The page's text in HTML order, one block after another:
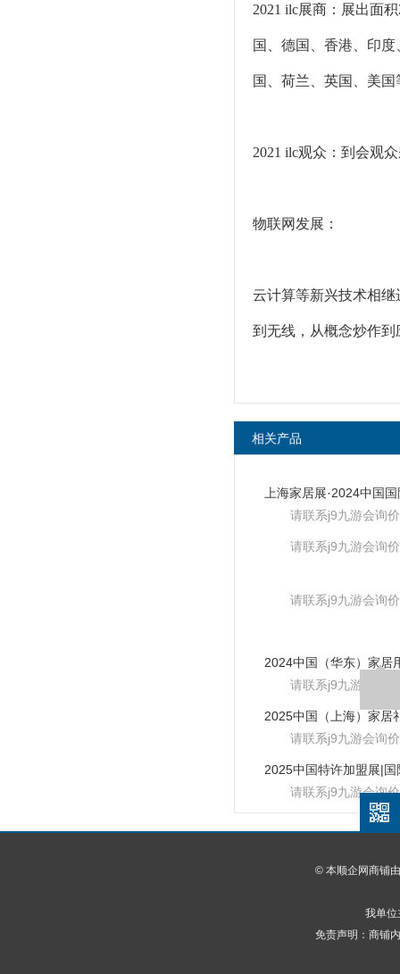
2021 ilc展商：展出面
国、德国、香港、印
国、荷兰、英国、美
2021 ilc观众：到会观
物联网发展：
云计算等新兴技术相
到无线，从概念炒作
相关产品
请联系j9九游会询价
请联系j9九游会询价
请联系j9九游会询价
请联系j9九游会询价
请联系j9九游会询价
请联系j9九游会询价
© 本顺企网商铺由
我单位
免责声明：商铺